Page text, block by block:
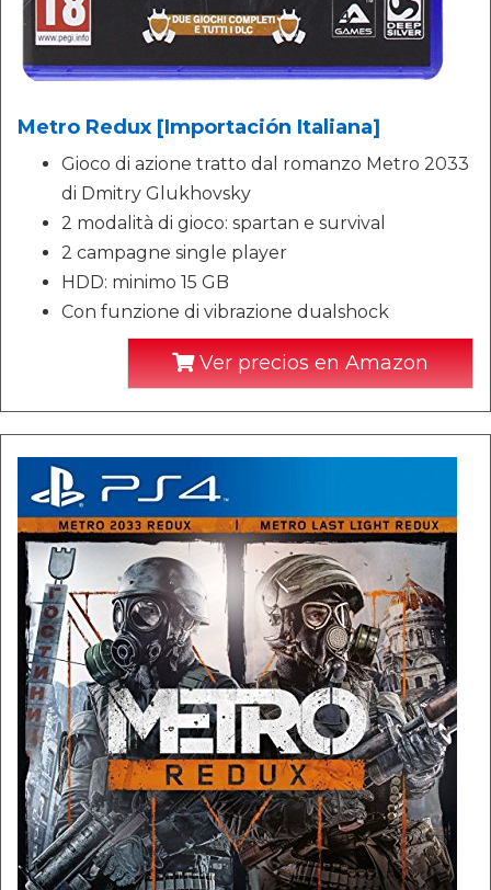
Metro Redux [Importación Italiana]
Gioco di azione tratto dal romanzo Metro 2033
di Dmitry Glukhovsky
2 modalità di gioco: spartan e survival
2 campagne single player
HDD: minimo 15 GB
Con funzione di vibrazione dualshock
Ver precios en Amazon